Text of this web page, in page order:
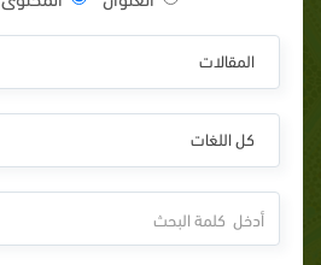
المقالات
كل اللغات